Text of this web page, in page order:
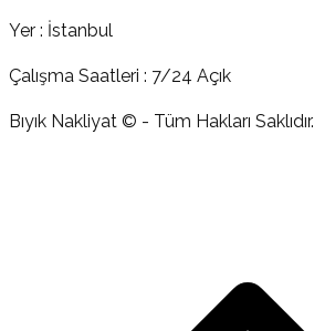
Yer : İstanbul
Çalışma Saatleri : 7/24 Açık
Bıyık Nakliyat © - Tüm Hakları Saklıdır.